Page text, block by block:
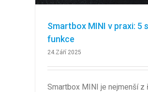
Smartbox MINI v praxi: 5
funkce
24.Září 2025
Smartbox MINI je nejmenší z